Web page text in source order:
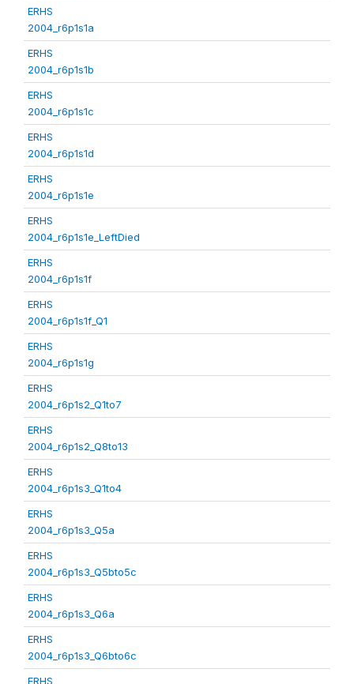
ERHS
2004_r6p1s1a
ERHS
2004_r6p1s1b
ERHS
2004_r6p1s1c
ERHS
2004_r6p1s1d
ERHS
2004_r6p1s1e
ERHS
2004_r6p1s1e_LeftDied
ERHS
2004_r6p1s1f
ERHS
2004_r6p1s1f_Q1
ERHS
2004_r6p1s1g
ERHS
2004_r6p1s2_Q1to7
ERHS
2004_r6p1s2_Q8to13
ERHS
2004_r6p1s3_Q1to4
ERHS
2004_r6p1s3_Q5a
ERHS
2004_r6p1s3_Q5bto5c
ERHS
2004_r6p1s3_Q6a
ERHS
2004_r6p1s3_Q6bto6c
ERHS